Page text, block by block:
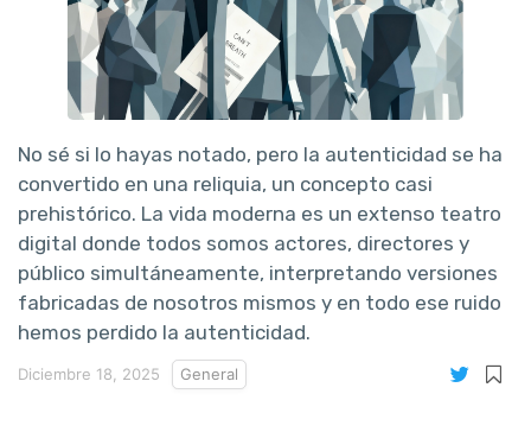
No sé si lo hayas notado, pero la autenticidad se ha
convertido en una reliquia, un concepto casi
prehistórico. La vida moderna es un extenso teatro
digital donde todos somos actores, directores y
público simultáneamente, interpretando versiones
fabricadas de nosotros mismos y en todo ese ruido
hemos perdido la autenticidad.
Diciembre 18, 2025 General